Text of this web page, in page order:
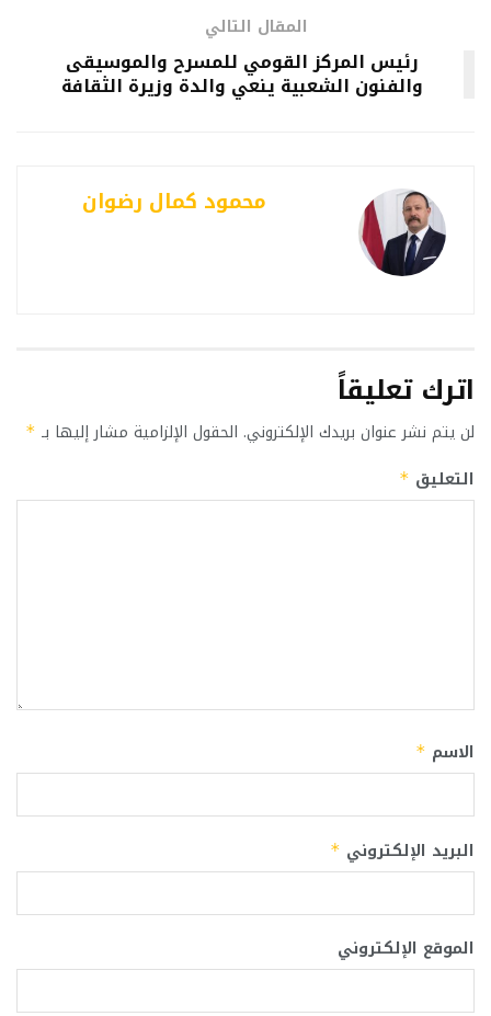
المقال التالي
رئيس المركز القومي للمسرح والموسيقى
والفنون الشعبية ينعي والدة وزيرة الثقافة
محمود كمال رضوان
اترك تعليقاً
لن يتم نشر عنوان بريدك الإلكتروني. الحقول الإلزامية مشار إليها بـ *
التعليق *
الاسم *
البريد الإلكتروني *
الموقع الإلكتروني